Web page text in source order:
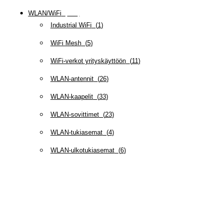
WLAN/WiFi
Industrial WiFi (1)
WiFi Mesh(5)
WiFi-verkot yrityskäyttöön(11)
WLAN-antennit(26)
WLAN-kaapelit(33)
WLAN-sovittimet(23)
WLAN-tukiasemat(4)
WLAN-ulkotukiasemat(6)